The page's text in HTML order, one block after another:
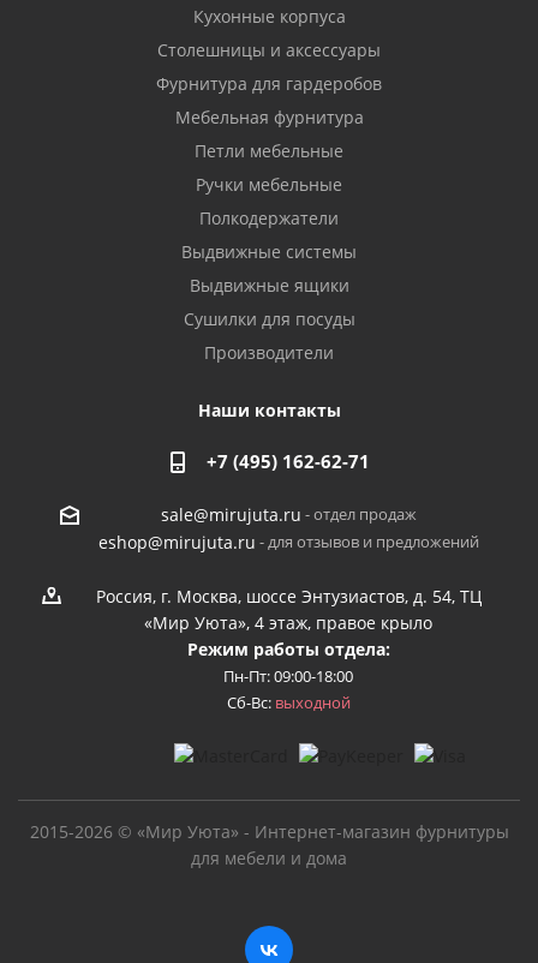
Кухонные корпуса
Столешницы и аксессуары
Фурнитура для гардеробов
Мебельная фурнитура
Петли мебельные
Ручки мебельные
Полкодержатели
Выдвижные системы
Выдвижные ящики
Сушилки для посуды
Производители
Наши контакты
+7 (495) 162-62-71
sale@mirujuta.ru - отдел продаж
eshop@mirujuta.ru - для отзывов и предложений
Россия, г. Москва, шоссе Энтузиастов, д. 54, ТЦ
«Мир Уюта», 4 этаж, правое крыло
Режим работы отдела:
Пн-Пт: 09:00-18:00
Сб-Вс: выходной
2015-2026 © «Мир Уюта» - Интернет-магазин фурнитуры
для мебели и дома